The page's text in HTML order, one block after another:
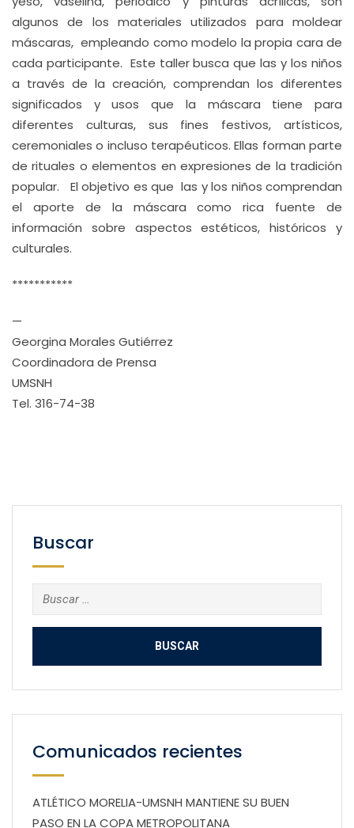
algunos de los materiales utilizados para moldear
máscaras, empleando como modelo la propia cara de
cada participante. Este taller busca que las y los niños
a través de la creación, comprendan los diferentes
significados y usos que la máscara tiene para
diferentes culturas, sus fines festivos, artísticos,
ceremoniales o incluso terapéuticos. Ellas forman parte
de rituales o elementos en expresiones de la tradición
popular. El objetivo es que las y los niños comprendan
el aporte de la máscara como rica fuente de
información sobre aspectos estéticos, históricos y
culturales.
***********
—
Georgina Morales Gutiérrez
Coordinadora de Prensa
UMSNH
Tel. 316-74-38
Buscar
Buscar:
Comunicados recientes
ATLÉTICO MORELIA-UMSNH MANTIENE SU BUEN
PASO EN LA COPA METROPOLITANA